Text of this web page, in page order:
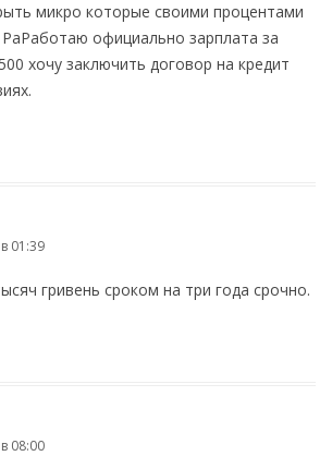
микро которые своими процентами
РаРаботаю официально зарплата за
хочу заключить договор на кредит
01:39
гривень сроком на три года срочно.
08:00